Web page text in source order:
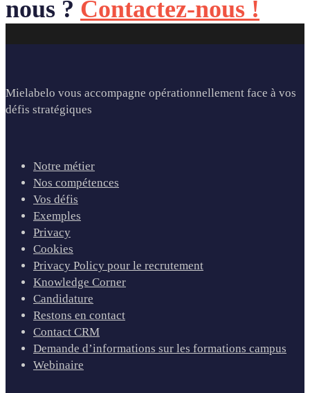
nous ? Contactez-nous !
Mielabelo vous accompagne opérationnellement face à vos
défis stratégiques
Notre métier
Nos compétences
Vos défis
Exemples
Privacy
Cookies
Privacy Policy pour le recrutement
Knowledge Corner
Candidature
Restons en contact
Contact CRM
Demande d’informations sur les formations campus
Webinaire